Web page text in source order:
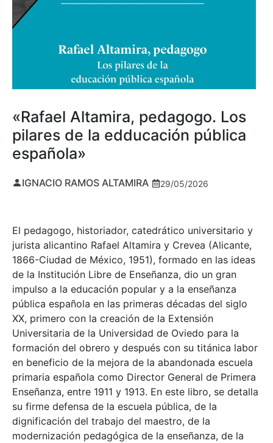
«Rafael Altamira, pedagogo. Los
pilares de la edducación pública
española»
IGNACIO RAMOS ALTAMIRA 29/05/2026
El pedagogo, historiador, catedrático universitario y
jurista alicantino Rafael Altamira y Crevea (Alicante,
1866-Ciudad de México, 1951), formado en las ideas
de la Institución Libre de Enseñanza, dio un gran
impulso a la educación popular y a la enseñanza
pública española en las primeras décadas del siglo
XX, primero con la creación de la Extensión
Universitaria de la Universidad de Oviedo para la
formación del obrero y después con su titánica labor
en beneficio de la mejora de la abandonada escuela
primaria española como Director General de Primera
Enseñanza, entre 1911 y 1913. En este libro, se detalla
su firme defensa de la escuela pública, de la
dignificación del trabajo del maestro, de la
modernización pedagógica de la enseñanza, de la